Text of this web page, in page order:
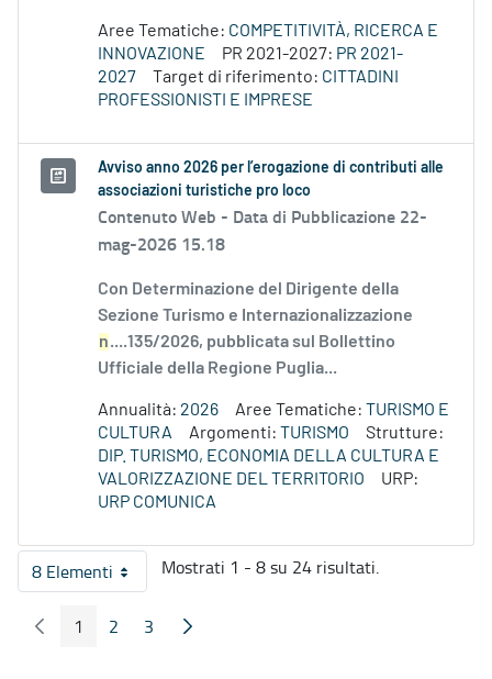
Aree Tematiche: COMPETITIVITÀ, RICERCA E
INNOVAZIONE
PR 2021-2027: PR 2021-
2027
Target di riferimento: CITTADINI
PROFESSIONISTI E IMPRESE
Avviso anno 2026 per l’erogazione di contributi alle
associazioni turistiche pro loco
Contenuto Web - Data di Pubblicazione 22-
mag-2026 15.18
Con Determinazione del Dirigente della
Sezione Turismo e Internazionalizzazione
n....135/2026, pubblicata sul Bollettino
Ufficiale della Regione Puglia...
Annualità: 2026 Aree Tematiche: TURISMO E
CULTURA
Argomenti: TURISMO
Strutture:
DIP. TURISMO, ECONOMIA DELLA CULTURA E
VALORIZZAZIONE DEL TERRITORIO
URP:
URP COMUNICA
8 ElementiPer pagina
Mostrati 1 - 8 su 24 risultati.
Pagina Precedente
Pagina
1 Pagina
2 Pagina
3 Pagina Seguente